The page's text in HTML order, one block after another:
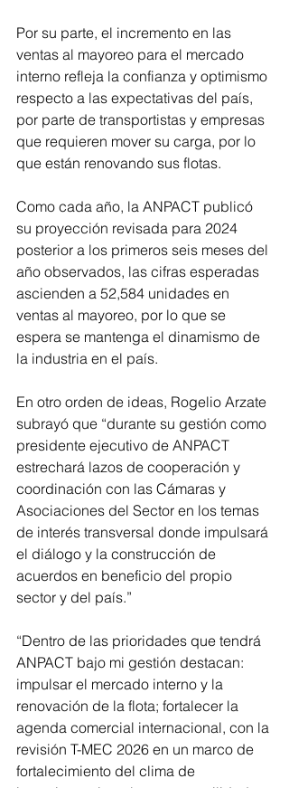
Por su parte, el incremento en las
ventas al mayoreo para el mercado
interno refleja la confianza y optimismo
respecto a las expectativas del país,
por parte de transportistas y empresas
que requieren mover su carga, por lo
que están renovando sus flotas.
Como cada año, la ANPACT publicó
su proyección revisada para 2024
posterior a los primeros seis meses del
año observados, las cifras esperadas
ascienden a 52,584 unidades en
ventas al mayoreo, por lo que se
espera se mantenga el dinamismo de
la industria en el país.
En otro orden de ideas, Rogelio Arzate
subrayó que “durante su gestión como
presidente ejecutivo de ANPACT
estrechará lazos de cooperación y
coordinación con las Cámaras y
Asociaciones del Sector en los temas
de interés transversal donde impulsará
el diálogo y la construcción de
acuerdos en beneficio del propio
sector y del país.”
“Dentro de las prioridades que tendrá
ANPACT bajo mi gestión destacan:
impulsar el mercado interno y la
renovación de la flota; fortalecer la
agenda comercial internacional, con la
revisión T-MEC 2026 en un marco de
fortalecimiento del clima de